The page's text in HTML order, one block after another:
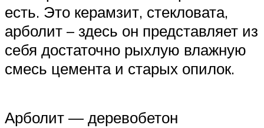
есть. Это керамзит, стекловата,
арболит – здесь он представляет из
себя достаточно рыхлую влажную
смесь цемента и старых опилок.
Арболит — деревобетон